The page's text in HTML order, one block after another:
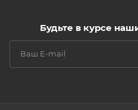
Будьте в курсе